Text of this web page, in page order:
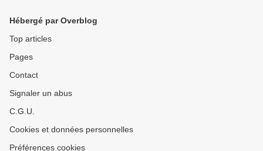
Hébergé par Overblog
Top articles
Pages
Contact
Signaler un abus
C.G.U.
Cookies et données personnelles
Préférences cookies